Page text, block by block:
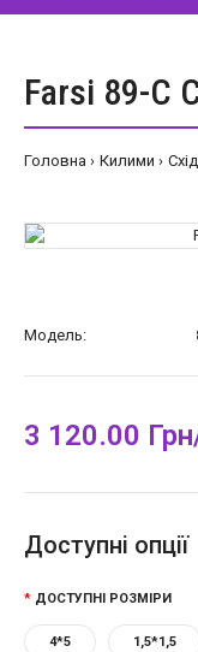
Farsi 89-C
Головна Килими
Модель:
3 120.00
Доступні опції
ДОСТУПНІ РОЗМІРИ
4*5 1,5*1,5